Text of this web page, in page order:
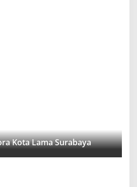
Kota Lama Surabaya